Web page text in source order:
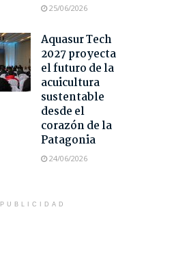
25/06/2026
Aquasur Tech
2027 proyecta
el futuro de la
acuicultura
sustentable
desde el
corazón de la
Patagonia
24/06/2026
PUBLICIDAD